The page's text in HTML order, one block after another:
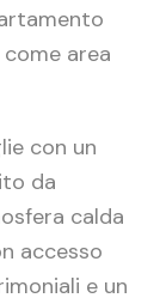
area
con un
da
calda
accesso
e un